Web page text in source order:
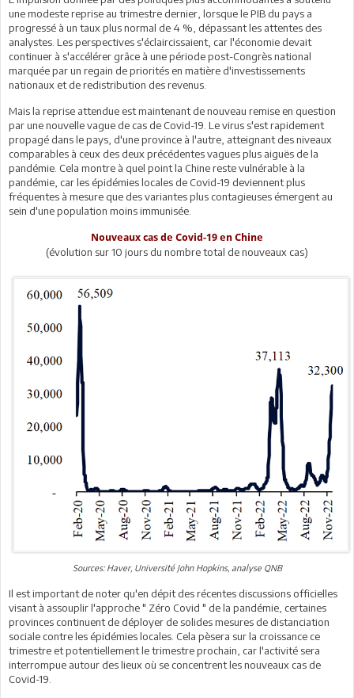
une modeste reprise au trimestre dernier, lorsque le PIB du pays a
progressé à un taux plus normal de 4 %, dépassant les attentes des
analystes. Les perspectives s'éclaircissaient, car l'économie devait
continuer à s'accélérer grâce à une période post-Congrès national
marquée par un regain de priorités en matière d'investissements
nationaux et de redistribution des revenus.
Mais la reprise attendue est maintenant de nouveau remise en question
par une nouvelle vague de cas de Covid-19. Le virus s'est rapidement
propagé dans le pays, d'une province à l'autre, atteignant des niveaux
comparables à ceux des deux précédentes vagues plus aiguës de la
pandémie. Cela montre à quel point la Chine reste vulnérable à la
pandémie, car les épidémies locales de Covid-19 deviennent plus
fréquentes à mesure que des variantes plus contagieuses émergent au
sein d'une population moins immunisée.
Nouveaux cas de Covid-19 en Chine
(évolution sur 10 jours du nombre total de nouveaux cas)
Sources: Haver, Université John Hopkins, analyse QNB
Il est important de noter qu'en dépit des récentes discussions officielles
visant à assouplir l'approche " Zéro Covid " de la pandémie, certaines
provinces continuent de déployer de solides mesures de distanciation
sociale contre les épidémies locales. Cela pèsera sur la croissance ce
trimestre et potentiellement le trimestre prochain, car l'activité sera
interrompue autour des lieux où se concentrent les nouveaux cas de
Covid-19.